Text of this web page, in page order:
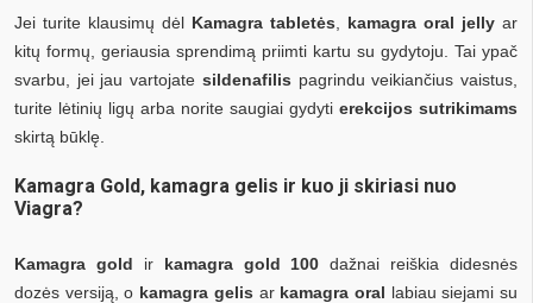
Jei turite klausimų dėl Kamagra tabletės kamagra oral jelly ar
kitų formų, geriausia sprendimą priimti kartu su gydytoju. Tai ypač
svarbu, jei jau vartojate sildenafilis pagrindu veikiančius vaistus,
turite lėtinių ligų arba norite saugiai gydyti erekcijos sutrikimams
skirtą būklę.
Kamagra Gold, kamagra gelis ir kuo ji skiriasi nuo
Viagra?
Kamagra gold ir kamagra gold 100 dažnai reiškia didesnės
dozės versiją, o kamagra gelis ar kamagra oral labiau siejami su